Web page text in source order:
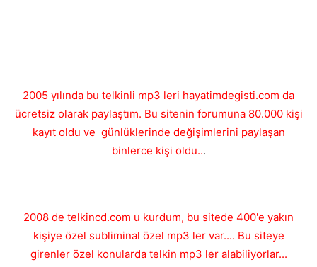
2005 yılında bu telkinli mp3 leri hayatimdegisti.com da
ücretsiz olarak paylaştım. Bu sitenin forumuna 80.000 kişi
kayıt oldu ve günlüklerinde değişimlerini paylaşan
binlerce kişi oldu...
2008 de telkincd.com u kurdum, bu sitede 400'e yakın
kişiye özel subliminal özel mp3 ler var.... Bu siteye
girenler özel konularda telkin mp3 ler alabiliyorlar...